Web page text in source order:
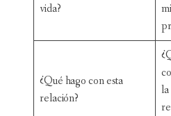
vida?
¿Qué hago con esta
relación?
la